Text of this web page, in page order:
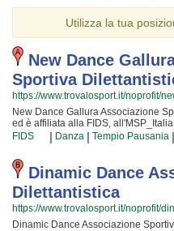
Utilizza la tua
New Dance
Sportiva
https://www.trovalosport.it/noprofit/
New Dance Gallura Associazione
ed è affiliata alla FIDS,
danza proponendo gare sul
L'attività è incentrata sia sullo
atleti sia sulla implementazione di
acquisiscono quotidianamente
questo motivo gli allenatori sono tra
di poter trasmettere quei valori in
Sportiva Dilettantistica crede fin
continua ricerca della chiave per
rendono la danza uno sport unico e
FIDS | Danza | Tempio Pausania |
Dinamic Dance
Dilettantistica
https://www.trovalosport.it/noprofit/
Dinamic Dance Associazione